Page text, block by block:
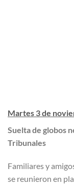
Martes 3 de
Suelta de globos
Tribunales
Familiares y
se reunieron en